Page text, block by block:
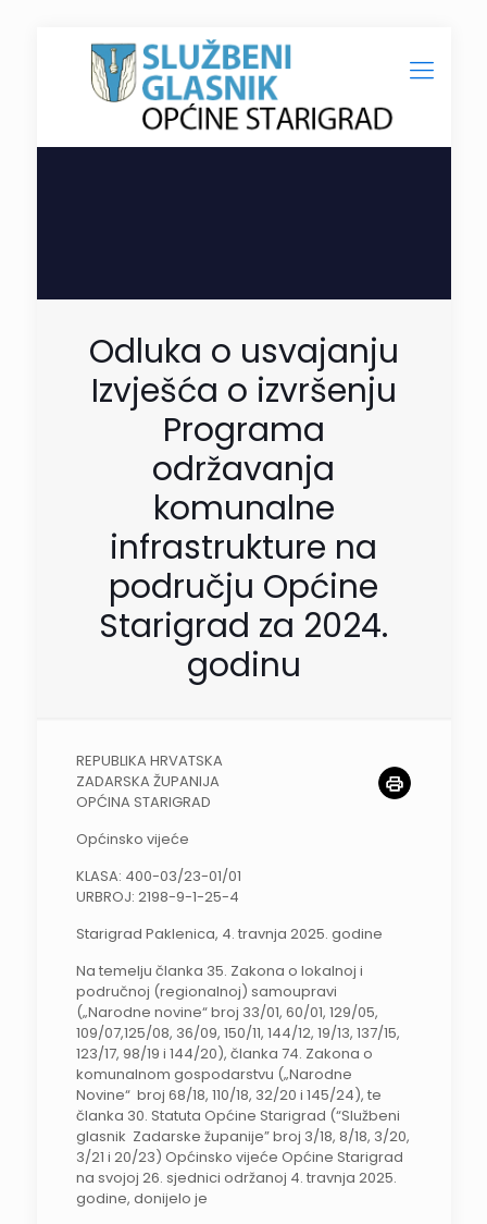
Odluka o usvajanju
Izvješća o izvršenju
Programa
održavanja
komunalne
infrastrukture na
području Općine
Starigrad za 2024.
godinu
REPUBLIKA HRVATSKA
ZADARSKA ŽUPANIJA
OPĆINA STARIGRAD
Općinsko vijeće
KLASA: 400-03/23-01/01
URBROJ: 2198-9-1-25-4
Starigrad Paklenica, 4. travnja 2025. godine
Na temelju članka 35. Zakona o lokalnoj i
područnoj (regionalnoj) samoupravi
(„Narodne novine“ broj 33/01, 60/01, 129/05,
109/07,125/08, 36/09, 150/11, 144/12, 19/13, 137/15,
123/17, 98/19 i 144/20), članka 74. Zakona o
komunalnom gospodarstvu („Narodne
Novine“ broj 68/18, 110/18, 32/20 i 145/24), te
članka 30. Statuta Općine Starigrad (“Službeni
glasnik Zadarske županije” broj 3/18, 8/18, 3/20,
3/21 i 20/23) Općinsko vijeće Općine Starigrad
na svojoj 26. sjednici održanoj 4. travnja 2025.
godine, donijelo je